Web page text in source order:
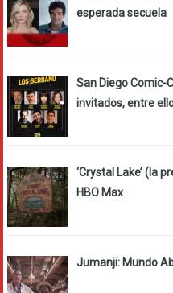
esperada secuela
San Diego Comic-
invitados, entre
‘Crystal Lake’ (la
HBO Max
Jumanji: Mundo